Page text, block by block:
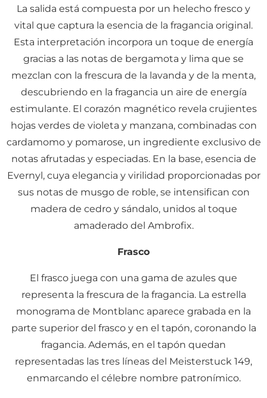
La salida está compuesta por un helecho fresco y
vital que captura la esencia de la fragancia original.
Esta interpretación incorpora un toque de energía
gracias a las notas de bergamota y lima que se
mezclan con la frescura de la lavanda y de la menta,
descubriendo en la fragancia un aire de energía
estimulante. El corazón magnético revela crujientes
hojas verdes de violeta y manzana, combinadas con
cardamomo y pomarose, un ingrediente exclusivo de
notas afrutadas y especiadas. En la base, esencia de
Evernyl, cuya elegancia y virilidad proporcionadas por
sus notas de musgo de roble, se intensifican con
madera de cedro y sándalo, unidos al toque
amaderado del Ambrofix.
Frasco
El frasco juega con una gama de azules que
representa la frescura de la fragancia. La estrella
monograma de Montblanc aparece grabada en la
parte superior del frasco y en el tapón, coronando la
fragancia. Además, en el tapón quedan
representadas las tres líneas del Meisterstuck 149,
enmarcando el célebre nombre patronímico.